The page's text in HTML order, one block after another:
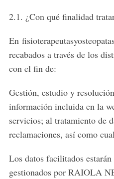
2.1. ¿Con qué finalidad
En
recabados a través de los
con el fin de:
Gestión, estudio y
información incluida en la
servicios; al tratamiento de
reclamaciones, así como
Los datos facilitados
gestionados por RAIOLA